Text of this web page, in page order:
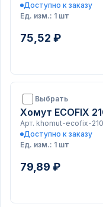
Доступно к заказу
Ед. изм.: 1 шт
75,52 ₽
Выбрать
Хомут ECOFIX
Арт. khomut-ecofix-
Доступно к заказу
Ед. изм.: 1 шт
79,89 ₽